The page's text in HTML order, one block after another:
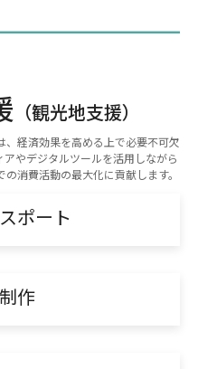
（観光地支援）
経済効果を高める上で必要不可欠
やデジタルツールを活用しながら
消費活動の最大化に貢献します。
ポート
作